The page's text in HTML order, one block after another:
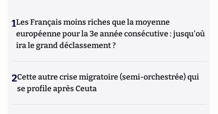
1Les Français moins riches que la moyenne
européenne pour la 3e année consécutive : jusqu'où
ira le grand déclassement ?
2Cette autre crise migratoire (semi-orchestrée) qui
se profile après Ceuta